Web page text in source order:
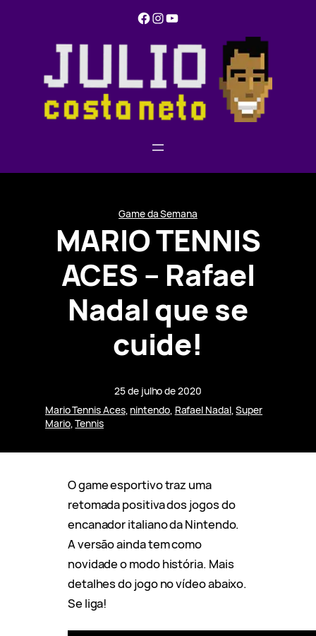
Facebook Instagram YouTube
Game da Semana
MARIO TENNIS
ACES – Rafael
Nadal que se
cuide!
25 de julho de 2020
Mario Tennis Aces, nintendo, Rafael Nadal, Super
Mario, Tennis
O game esportivo traz uma
retomada positiva dos jogos do
encanador italiano da Nintendo.
A versão ainda tem como
novidade o modo história. Mais
detalhes do jogo no vídeo abaixo.
Se liga!